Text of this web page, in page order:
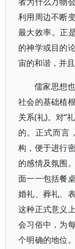
利用周边不断
最大效率。正
的神学或目的
宙的和谐，并
儒家思想
社会的基础植
关系(礼)。对“
的。正式而言
构，便于进行
的感情及氛围
面一一包括餐
婚礼、葬礼、
这种正式意义
会习俗中，为
个明确的地位